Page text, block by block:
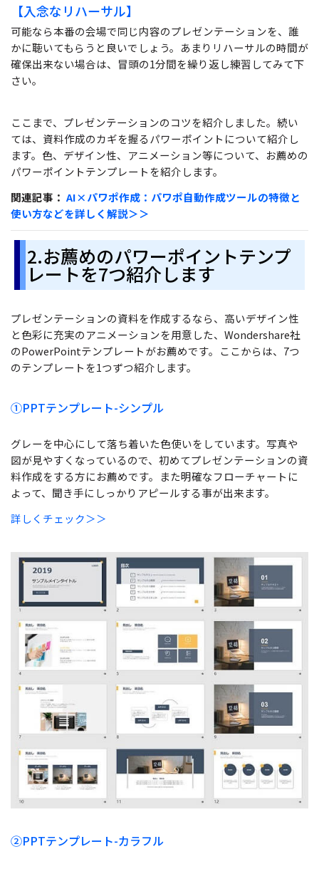
【入念なリハーサル】
可能なら本番の会場で同じ内容のプレゼンテーションを、誰
かに聴いてもらうと良いでしょう。あまりリハーサルの時間が
確保出来ない場合は、冒頭の1分間を繰り返し練習してみて下
さい。
ここまで、プレゼンテーションのコツを紹介しました。続い
ては、資料作成のカギを握るパワーポイントについて紹介し
ます。色、デザイン性、アニメーション等について、お薦めの
パワーポイントテンプレートを紹介します。
関連記事： AI×パワポ作成：パワポ自動作成ツールの特徴と
使い方などを詳しく解説＞＞
2.お薦めのパワーポイントテンプ
レートを7つ紹介します
プレゼンテーションの資料を作成するなら、高いデザイン性
と色彩に充実のアニメーションを用意した、Wondershare社
のPowerPointテンプレートがお薦めです。ここからは、7つ
のテンプレートを1つずつ紹介します。
①PPTテンプレート-シンプル
グレーを中心にして落ち着いた色使いをしています。写真や
図が見やすくなっているので、初めてプレゼンテーションの資
料作成をする方にお薦めです。また明確なフローチャートに
よって、聞き手にしっかりアピールする事が出来ます。
詳しくチェック＞＞
②PPTテンプレート-カラフル